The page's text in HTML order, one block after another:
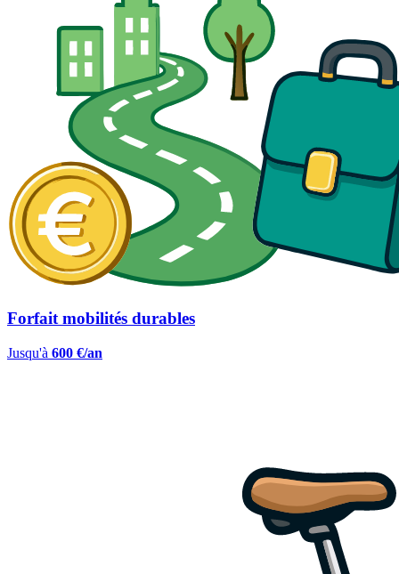
Forfait mobilités durables
Jusqu'à 600 €/an